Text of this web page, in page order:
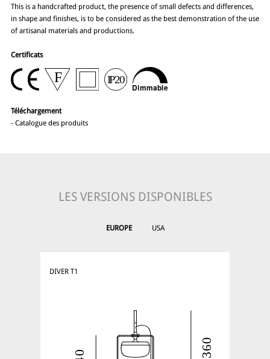
This is a handcrafted product, the presence of small defects and differences,
in shape and finishes, is to be considered as the best demonstration of the use
of artisanal materials and productions.
Certificats
Téléchargement
- Catalogue des produits
LES VERSIONS DISPONIBLES
EUROPE USA
DIVER T1